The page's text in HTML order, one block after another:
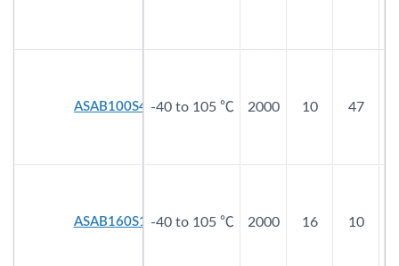
-40 to 105 ℃ 2000 10 47
-40 to 105 ℃ 2000 16 10
ASAB100S470E60
ASAB160S100EA0